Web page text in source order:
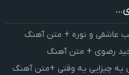
عاشقی و نوره + متن آهنگ
رضوی + متن آهنگ
یه چیزایی یه وقتی +متن آهنگ